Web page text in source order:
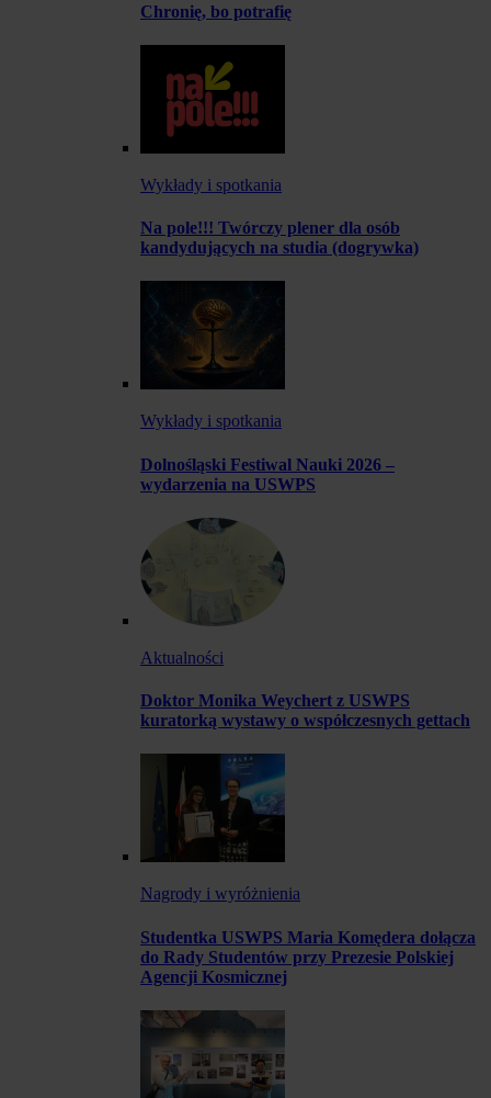
Chronię, bo potrafię
Wykłady i spotkania
Na pole!!! Twórczy plener dla osób
kandydujących na studia (dogrywka)
Wykłady i spotkania
Dolnośląski Festiwal Nauki 2026 –
wydarzenia na USWPS
Aktualności
Doktor Monika Weychert z USWPS
kuratorką wystawy o współczesnych gettach
Nagrody i wyróżnienia
Studentka USWPS Maria Komędera dołącza
do Rady Studentów przy Prezesie Polskiej
Agencji Kosmicznej